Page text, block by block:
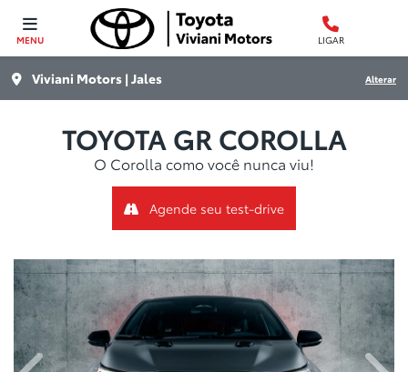
MENU LIGAR
Viviani Motors | Jales Alterar
TOYOTA GR COROLLA
O Corolla como você nunca viu!
Agende seu test-drive